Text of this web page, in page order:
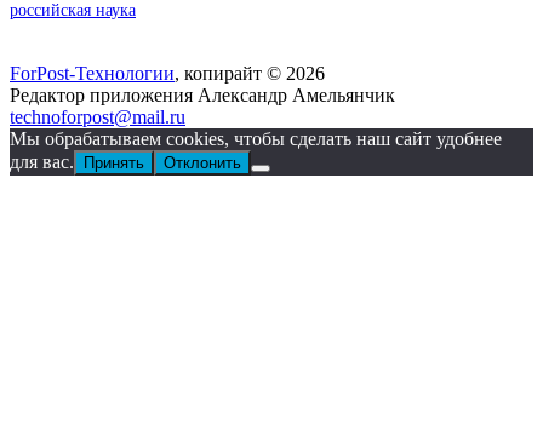
российская наука
ForPost-Технологии, копирайт © 2026
Редактор приложения Александр Амельянчик
technoforpost@mail.ru
Мы обрабатываем cookies, чтобы сделать наш сайт удобнее
для вас.
Принять Отклонить